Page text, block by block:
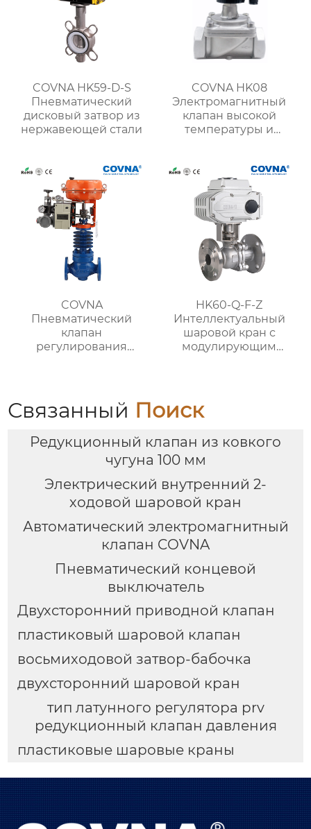
COVNA HK59-D-S
Пневматический
дисковый затвор из
нержавеющей стали
COVNA HK08
Электромагнитный
клапан высокой
температуры и
COVNA
Пневматический
клапан
регулирования
HK60-Q-F-Z
Интеллектуальный
шаровой кран с
модулирующим
Связанный Поиск
Редукционный клапан из ковкого
чугуна 100 мм
Электрический внутренний 2-
ходовой шаровой кран
Автоматический электромагнитный
клапан COVNA
Пневматический концевой
выключатель
Двухсторонний приводной клапан
пластиковый шаровой клапан
восьмиходовой затвор-бабочка
двухсторонний шаровой кран
тип латунного регулятора prv
редукционный клапан давления
пластиковые шаровые краны